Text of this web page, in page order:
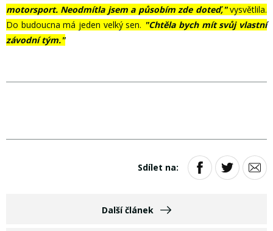
motorsport. Neodmítla jsem a působím zde doteď,"vysvětlila.
Do budoucna má jeden velký sen. "Chtěla bych mít svůj vlastní
závodní tým."
Sdílet na:
Další článek